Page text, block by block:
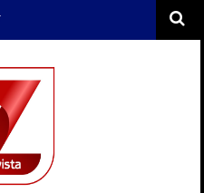
revista.zetta@gmail.com